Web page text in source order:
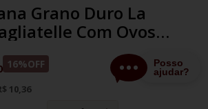
Grano Duro La
Com Ovos
16%OFF
10,36